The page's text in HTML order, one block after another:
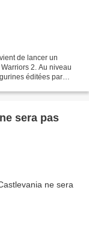
de lancer un
2. Au niveau
éditées par
sera pas